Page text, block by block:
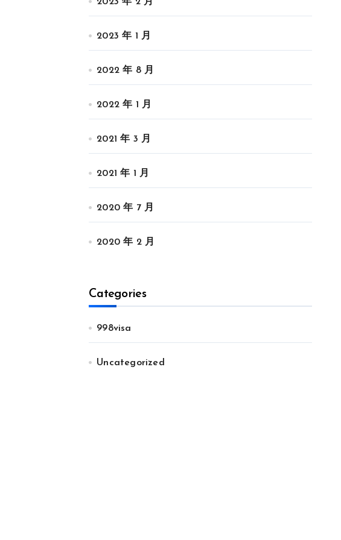
2023 年 1 月
2022 年 8 月
2022 年 1 月
2021 年 3 月
2021 年 1 月
2020 年 7 月
2020 年 2 月
Categories
998visa
Uncategorized